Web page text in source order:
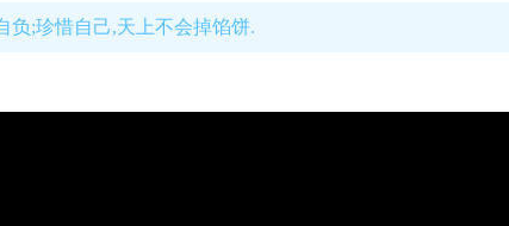
负;珍惜自己,天上不会掉馅饼.